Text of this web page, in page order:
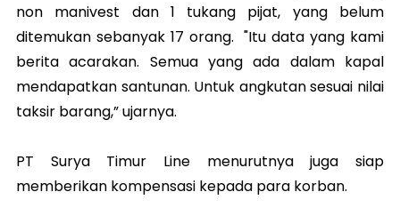
non manivest dan 1 tukang pijat, yang belum
ditemukan sebanyak 17 orang. "Itu data yang kami
berita acarakan. Semua yang ada dalam kapal
mendapatkan santunan. Untuk angkutan sesuai nilai
taksir barang,” ujarnya.
PT Surya Timur Line menurutnya juga siap
memberikan kompensasi kepada para korban.